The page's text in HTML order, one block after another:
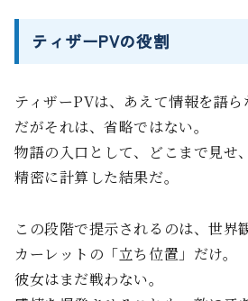
ティザーPVの役割
ティザーPVは、あえて情報を語ら
だがそれは、省略ではない。
物語の入口として、どこまで見せ
精密に計算した結果だ。
この段階で提示されるのは、世界
カーレットの「立ち位置」だけ。
彼女はまだ戦わない。